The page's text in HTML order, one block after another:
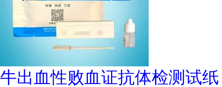
牛出血性败血证抗体检测试纸